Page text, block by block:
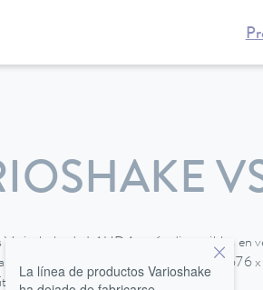
Varioshake de LAUDA están disponibles en
30 kg y superficies de trabajo de hasta 676
un fácil manejo.
La línea de productos Varioshake